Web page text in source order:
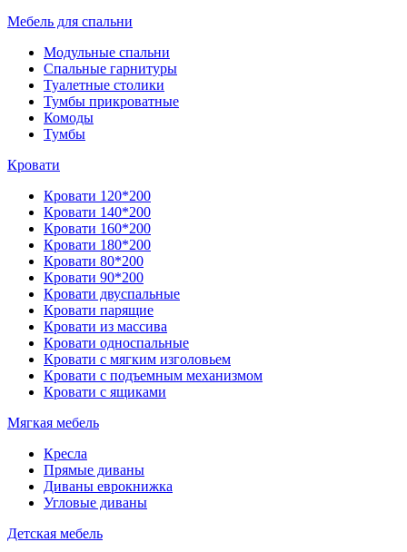
Мебель для спальни
Модульные спальни
Спальные гарнитуры
Туалетные столики
Тумбы прикроватные
Комоды
Тумбы
Кровати
Кровати 120*200
Кровати 140*200
Кровати 160*200
Кровати 180*200
Кровати 80*200
Кровати 90*200
Кровати двуспальные
Кровати парящие
Кровати из массива
Кровати односпальные
Кровати с мягким изголовьем
Кровати с подъемным механизмом
Кровати с ящиками
Мягкая мебель
Кресла
Прямые диваны
Диваны еврокнижка
Угловые диваны
Детская мебель